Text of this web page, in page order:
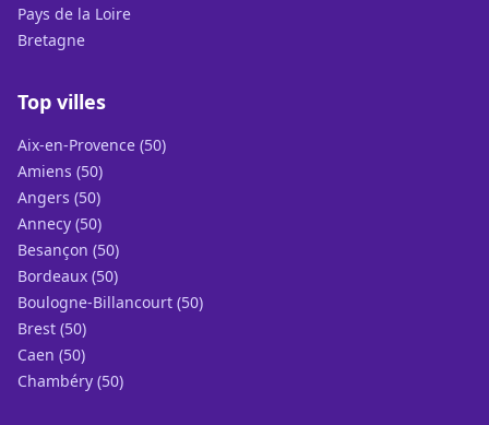
Pays de la Loire
Bretagne
Top villes
Aix-en-Provence (50)
Amiens (50)
Angers (50)
Annecy (50)
Besançon (50)
Bordeaux (50)
Boulogne-Billancourt (50)
Brest (50)
Caen (50)
Chambéry (50)